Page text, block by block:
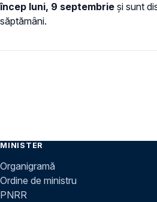
încep luni, 9 septembrie și sunt
săptămâni.
MINISTER
Organigramă
Ordine de ministru
PNRR